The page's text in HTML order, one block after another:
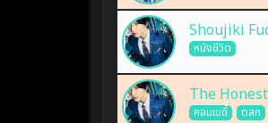
Shoujiki
หนังชีวิต
The
คอมเมดี้ ตลก